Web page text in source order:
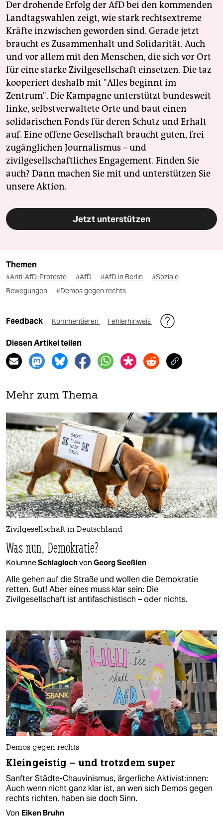
Der drohende Erfolg der AfD bei den kommenden
Landtagswahlen zeigt, wie stark rechtsextreme
Kräfte inzwischen geworden sind. Gerade jetzt
braucht es Zusammenhalt und Solidarität. Auch
und vor allem mit den Menschen, die sich vor Ort
für eine starke Zivilgesellschaft einsetzen. Die taz
kooperiert deshalb mit "Alles beginnt im
Zentrum". Die Kampagne unterstützt bundesweit
linke, selbstverwaltete Orte und baut einen
solidarischen Fonds für deren Schutz und Erhalt
auf. Eine offene Gesellschaft braucht guten, frei
zugänglichen Journalismus – und
zivilgesellschaftliches Engagement. Finden Sie
auch? Dann machen Sie mit und unterstützen Sie
unsere Aktion.
Jetzt unterstützen
Themen
#Anti-AfD-Proteste #AfD #AfD in Berlin
#Soziale
Bewegungen
#Demos gegen rechts
Feedback Kommentieren Fehlerhinweis
Diesen Artikel teilen
Mehr zum Thema
Zivilgesellschaft in Deutschland
Was nun, Demokratie?
KolumneSchlaglochvon Georg Seeßlen
Alle gehen auf die Straße und wollen die Demokratie
retten. Gut! Aber eines muss klar sein: Die
Zivilgesellschaft ist antifaschistisch – oder nichts.
Demos gegen rechts
Kleingeistig – und trotzdem super
Sanfter Städte-Chauvinismus, ärgerliche Aktivist:innen:
Auch wenn nicht ganz klar ist, an wen sich Demos gegen
rechts richten, haben sie doch Sinn.
Von Eiken Bruhn